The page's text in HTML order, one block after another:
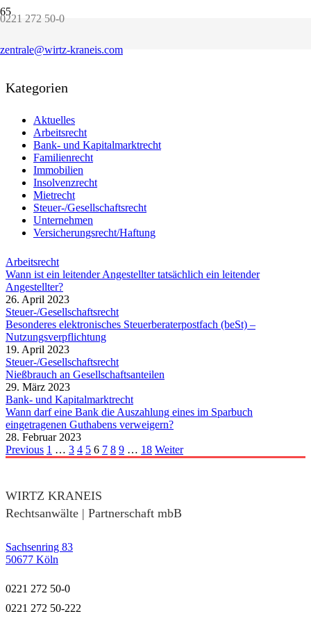
0221 272 50-0
zentrale@wirtz-kraneis.com
Kategorien
Aktuelles
Arbeitsrecht
Bank- und Kapitalmarktrecht
Familienrecht
Immobilien
Insolvenzrecht
Mietrecht
Steuer-/Gesellschaftsrecht
Unternehmen
Versicherungsrecht/Haftung
Arbeitsrecht
Wann ist ein leitender Angestellter tatsächlich ein leitender
Angestellter?
26. April 2023
Steuer-/Gesellschaftsrecht
Besonderes elektronisches Steuerberaterpostfach (beSt) –
Nutzungsverpflichtung
19. April 2023
Steuer-/Gesellschaftsrecht
Nießbrauch an Gesellschaftsanteilen
29. März 2023
Bank- und Kapitalmarktrecht
Wann darf eine Bank die Auszahlung eines im Sparbuch
eingetragenen Guthabens verweigern?
28. Februar 2023
Previous 1 … 3 4 5 6 7 8 9 … 18 Weiter
WIRTZ KRANEIS
Rechtsanwälte | Partnerschaft mbB
Sachsenring 83
50677 Köln
0221 272 50-0
0221 272 50-222